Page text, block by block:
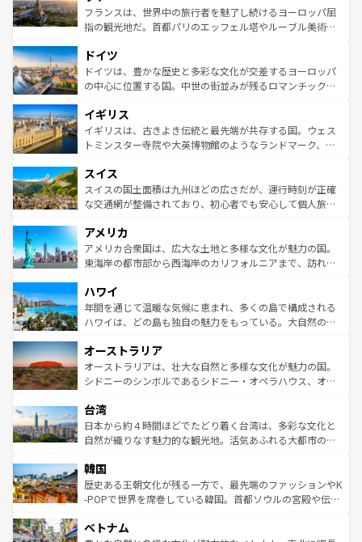
しい。
る。首都マドリードの洗練された雰囲気や、バルセロナの
アートに溢れた街角から、地方では古代ローマ遺跡や中世
せる。地方によって風土や気候が異なるスペインはその個
性で訪れる人を魅了する。 なお、新着のスペイン情報は コ
ンテンツ一覧を参照してほしい。
フランスは、世界中の旅行者を魅了し続けるヨーロッパ屈
指の観光地だ。首都パリのエッフェル塔やルーブル美術館
で、幅広い魅力が詰まっている。華麗な宮殿、歴史的な大
聖堂、美しいビーチ、そして豊かな自然が、訪れる者を心
から魅了する。また、フランスは美食の国としても知ら
いる。シャンパンの発祥地であるランス、プロヴァンスの
香り高いラベンダー畑など、多彩な楽しみ方が可能だ。さ
らに、パリ以外の地域にも魅力が溢れており、どの街角に
れる地方に足を運ぶとそれぞれで全く異なる文化を体験で
きるだろう。 なお、新着のフランス情報はコンテンツ一覧
を参照してほしい。
ドイツ
ドイツは、豊かな歴史と多彩な文化が交差するヨーロッパ
の中心に位置する国。中世の街並みが残るロマンチック街
顔を持つこの国は、どこを歩いても飽きることがない。ベ
ルリンの文化的活気、バイエルン州のアルプスの絶景、そ
してライン川沿いのワイン畑といった風景は必見。ビール
は、お酒好きな人にはぜひ体験してほしい。 なお、新着の
ドイツ情報はコンテンツ一覧を参照してほしい。
イギリス
イギリスは、古きよき伝統と最先端が共存する国。ウェス
トミンスター寺院や大英博物館のようなランドマーク、歴
リアごとに異なる魅力がある。また、優雅なアフタヌーン
ティー、ビール好きにはたまらない英国パブ、サッカー観
戦など、本場だからこそできる体験も豊富。イギリスを旅
ンツ一覧を参照してほしい。
スイス
スイスの国土面積は九州ほどの広さだが、運行時刻が正確
な交通網が整備されており、初心者でも安心して個人旅行
の建物がそのまま残る町や、スイスならではのユニークな
博物館もあり、アルプス観光だけでなく町歩きも満喫する
ことができる。国民の所得が高いため物価も高いが、旅行
ば市内交通費無料で観光を楽しむこともできる。 なお、新
着のスイス情報はコンテンツ一覧 を参照してほしい。
アメリカ
アメリカ合衆国は、広大な土地と多様な文化が魅力の国。
東海岸の都市部から西海岸のカリフォルニアまで、訪れる
のような巨大都市は、観光、ショッピング、エンターテイ
ンメントが詰まった刺激的なスポットだ。一方、アメリカ
西部には大自然が広がり、グランドキャニオンやイエロー
部のニューオーリンズでは、音楽と美食が融合した独特の
文化が魅力。旅行者はアメリカの各地域で異なる魅力を楽
しみながら、その多様性と豊かな歴史を感じることができ
ならではの贅沢な旅のスタイルだ。 なお、新着のアメリカ
情報はコンテンツ一覧を参照してほしい。
ハワイ
年間を通じて温暖な気候に恵まれ、多くの島で構成される
ハワイは、どの島も独自の魅力をもっている。大自然の神
ワイ島は見逃せない。また、定番の観光地といえばオアフ
島だが、静かな自然を求めるならマウイ島やカウアイ島が
おすすめ。エメラルドグリーンに輝く海をはじめ、豊かな
れるおもてなしの心で訪れる人々を迎えてくれるハワイの
人々、おいしいローカルフードやハワイアンミュージッ
ク、伝統的なフラダンスなど、すべてがハワイの魅力を彩
ワイを、存分に味わってほしい。 なお、新着のハワイ情報
はコンテンツ一覧を参照してほしい。
オーストラリア
オーストラリアは、壮大な自然と多様な文化が魅力の国。
シドニーのシンボルであるシドニー・オペラハウス、オー
リアリーフや大陸中央部にそびえるウルル（エアーズロッ
ク）、タスマニアの美しい原生林やケアンズの熱帯雨林な
ど、見どころがたくさん。また、カフェやワイン、オージ
いる。アクティビティも充実しており、サーフィンやダイ
ビング、ハイキングなど、アウトドア好きにはたまらな
い。オーストラリアの多彩な魅力を存分に味わいつくそ
参照してほしい。
台湾
日本から約４時間ほどでたどり着く台湾は、多彩な文化と
自然が織りなす魅力的な観光地。活気あふれる大都市の台
ン）、静ひつな山岳地帯である台湾東部など、都市の喧騒
と山間の静けさが共存しており、訪れる人に新しい発見と
驚きをもたらしてくれる。また、奥深い台湾の食文化も魅
容にもいいと評判のスイーツなど、バラエティ豊かな料理
韓国
歴史ある王朝文化が残る一方で、最先端のファッションやK
-POPで世界を席巻している韓国。首都ソウルの宮殿や伝統
き、地方に足を延ばせば四季折々の自然美を楽しむことが
ベトナム